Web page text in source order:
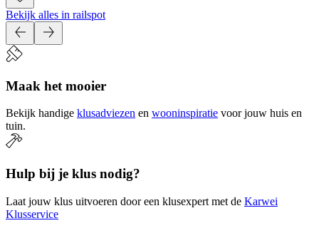
Bekijk alles in railspot
Maak het mooier
Bekijk handige klusadviezen en wooninspiratie voor jouw huis en
tuin.
Hulp bij je klus nodig?
Laat jouw klus uitvoeren door een klusexpert met de Karwei
Klusservice